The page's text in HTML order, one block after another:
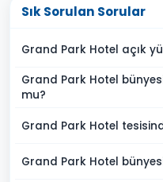
Sık Sorulan Sorular
Grand Park Hotel açık
Grand Park Hotel
mu?
Grand Park Hotel
Grand Park Hotel